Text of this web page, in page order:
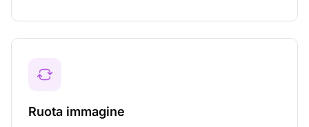
Ruota immagine